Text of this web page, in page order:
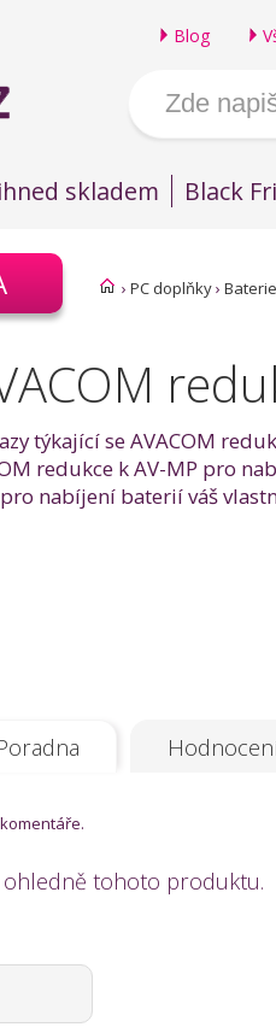
Blog
skladem Black
› PC doplňky›
týkající se AVACOM
redukce k AV-MP pro
nabíjení baterií váš
ohledně tohoto produktu.